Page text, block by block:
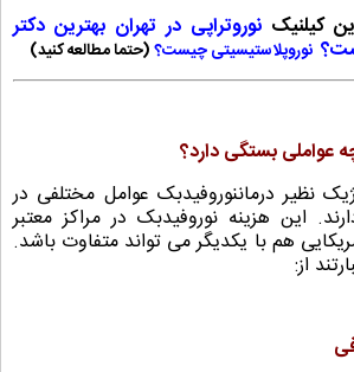
کیلنیک نوروتراپی در تهران بهترین دکتر
نوروپلاستیسیتی چیست؟(حتما مطالعه کنید)
عواملی بستگی دارد؟
نظیر درماننوروفیدبک عوامل مختلفی در
این هزینه نوروفیدبک در مراکز معتبر
هم با یکدیگر می تواند متفاوت باشد.
از: